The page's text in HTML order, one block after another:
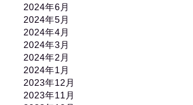
2024年6月
2024年5月
2024年4月
2024年3月
2024年2月
2024年1月
2023年12月
2023年11月